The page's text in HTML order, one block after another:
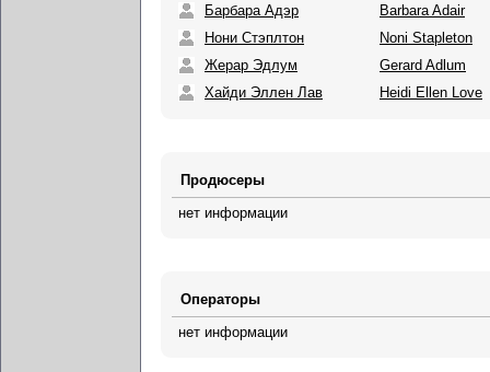
Барбара Адэр
Barbara Adair
Нони Стэплтон
Noni Stapleton
Жерар Эдлум
Gerard Adlum
Хайди Эллен Лав
Heidi Ellen Love
Продюсеры
нет информации
Операторы
нет информации